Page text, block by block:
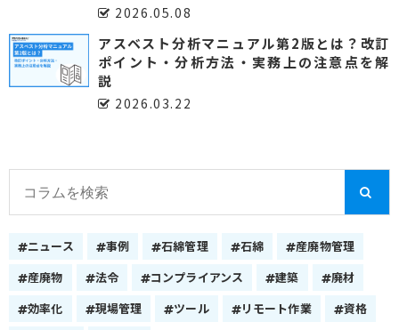
2026.05.08
アスベスト分析マニュアル第2版とは？改訂
ポイント・分析方法・実務上の注意点を解
説
2026.03.22
ニュース 事例 石綿管理 石綿
産廃物管理
産廃物
法令 コンプライアンス 建築
廃材
効率化
現場管理 ツール リモート作業
資格